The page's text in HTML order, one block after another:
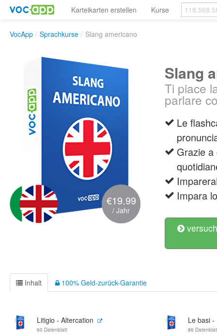
Karteikarten erstellen Kurse
VocApp / Sprachkurse / Slang americano
€19.99
/ Jahr
Slang
Ti piace
parlare
Le
Grazie
Impara
Inhalt 100% Geld-zurück-Garantie
Litigio - Altercation
60 Datenblatt
Le basi -
86